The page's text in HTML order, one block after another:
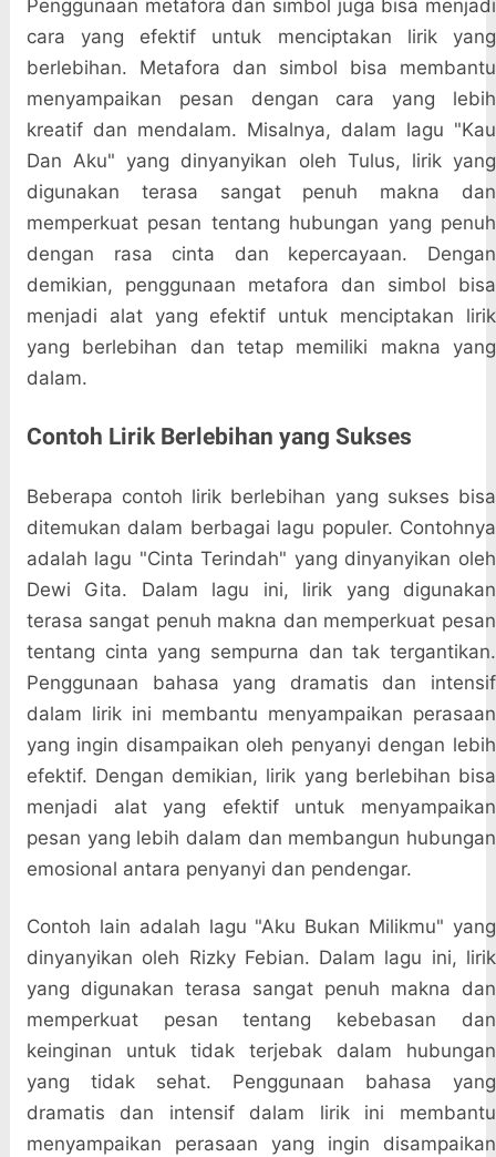
Penggunaan metafora dan simbol juga bisa menjadi
cara yang efektif untuk menciptakan lirik yang
berlebihan. Metafora dan simbol bisa membantu
menyampaikan pesan dengan cara yang lebih
kreatif dan mendalam. Misalnya, dalam lagu "Kau
Dan Aku" yang dinyanyikan oleh Tulus, lirik yang
digunakan terasa sangat penuh makna dan
memperkuat pesan tentang hubungan yang penuh
dengan rasa cinta dan kepercayaan. Dengan
demikian, penggunaan metafora dan simbol bisa
menjadi alat yang efektif untuk menciptakan lirik
yang berlebihan dan tetap memiliki makna yang
dalam.
Contoh Lirik Berlebihan yang Sukses
Beberapa contoh lirik berlebihan yang sukses bisa
ditemukan dalam berbagai lagu populer. Contohnya
adalah lagu "Cinta Terindah" yang dinyanyikan oleh
Dewi Gita. Dalam lagu ini, lirik yang digunakan
terasa sangat penuh makna dan memperkuat pesan
tentang cinta yang sempurna dan tak tergantikan.
Penggunaan bahasa yang dramatis dan intensif
dalam lirik ini membantu menyampaikan perasaan
yang ingin disampaikan oleh penyanyi dengan lebih
efektif. Dengan demikian, lirik yang berlebihan bisa
menjadi alat yang efektif untuk menyampaikan
pesan yang lebih dalam dan membangun hubungan
emosional antara penyanyi dan pendengar.
Contoh lain adalah lagu "Aku Bukan Milikmu" yang
dinyanyikan oleh Rizky Febian. Dalam lagu ini, lirik
yang digunakan terasa sangat penuh makna dan
memperkuat pesan tentang kebebasan dan
keinginan untuk tidak terjebak dalam hubungan
yang tidak sehat. Penggunaan bahasa yang
dramatis dan intensif dalam lirik ini membantu
menyampaikan perasaan yang ingin disampaikan